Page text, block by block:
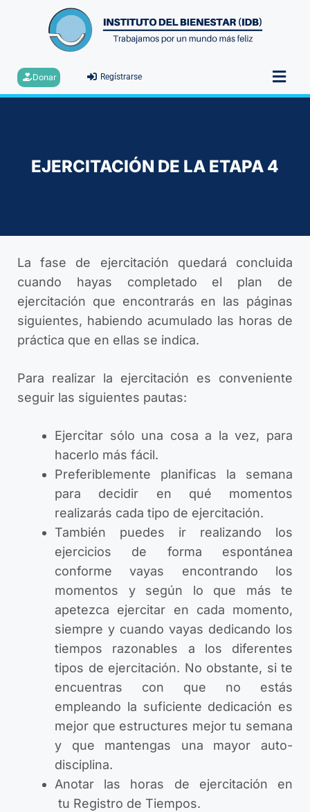
Donar Regístrarse
EJERCITACIÓN DE LA ETAPA 4
La fase de ejercitación quedará concluida
cuando hayas completado el plan de
ejercitación que encontrarás en las páginas
siguientes, habiendo acumulado las horas de
práctica que en ellas se indica.
Para realizar la ejercitación es conveniente
seguir las siguientes pautas:
Ejercitar sólo una cosa a la vez, para
hacerlo más fácil.
Preferiblemente planificas la semana
para decidir en qué momentos
realizarás cada tipo de ejercitación.
También puedes ir realizando los
ejercicios de forma espontánea
conforme vayas encontrando los
momentos y según lo que más te
apetezca ejercitar en cada momento,
siempre y cuando vayas dedicando los
tiempos razonables a los diferentes
tipos de ejercitación. No obstante, si te
encuentras con que no estás
empleando la suficiente dedicación es
mejor que estructures mejor tu semana
y que mantengas una mayor auto-
disciplina.
Anotar las horas de ejercitación en
tu Registro de Tiempos.